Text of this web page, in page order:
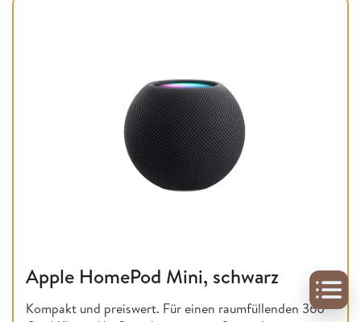
Apple HomePod Mini, schwarz
Kompakt und preiswert. Für einen raumfüllenden 360